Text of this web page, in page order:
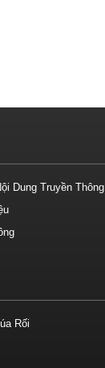
Dung Truyền Thông
Rối